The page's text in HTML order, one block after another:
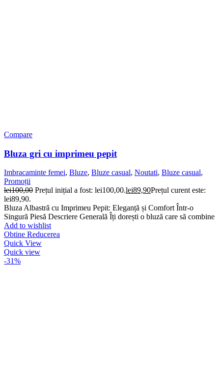
Compare
Bluza gri cu imprimeu pepit
Imbracaminte femei, Bluze, Bluze casual, Noutati, Bluze casual,
Promoții
lei100,00 Prețul inițial a fost: lei100,00.lei89,90Prețul curent este:
lei89,90.
Bluza Albastră cu Imprimeu Pepit: Eleganță și Comfort Într-o
Singură Piesă Descriere Generală Îți dorești o bluză care să combine
Add to wishlist
Obtine Reducerea
Quick View
Quick view
-31%